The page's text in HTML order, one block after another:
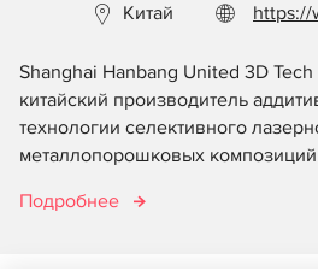
Китай https://
Shanghai Hanbang United 3D
китайский производитель
технологии селективного
металлопорошковых
Подробнее